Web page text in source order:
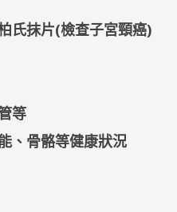
氏抹片(檢查子宮頸癌)
等
、骨骼等健康狀況